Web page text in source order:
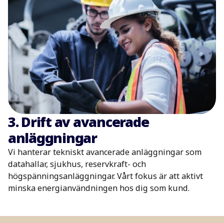
3. Drift av avancerade
anläggningar
Vi hanterar tekniskt avancerade anläggningar som
datahallar, sjukhus, reservkraft- och
högspänningsanläggningar. Vårt fokus är att aktivt
minska energianvändningen hos dig som kund.